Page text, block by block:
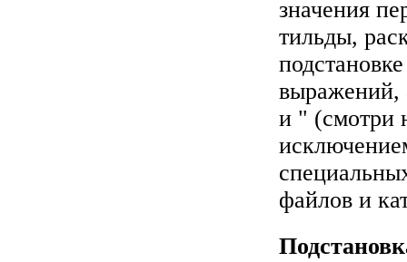
значения
тильды,
выражений,
и " (смотри
файлов и